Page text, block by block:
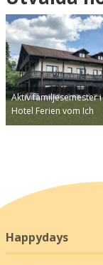
Aktiv familjesemester
Hotel Ferien vom Ich
Happydays